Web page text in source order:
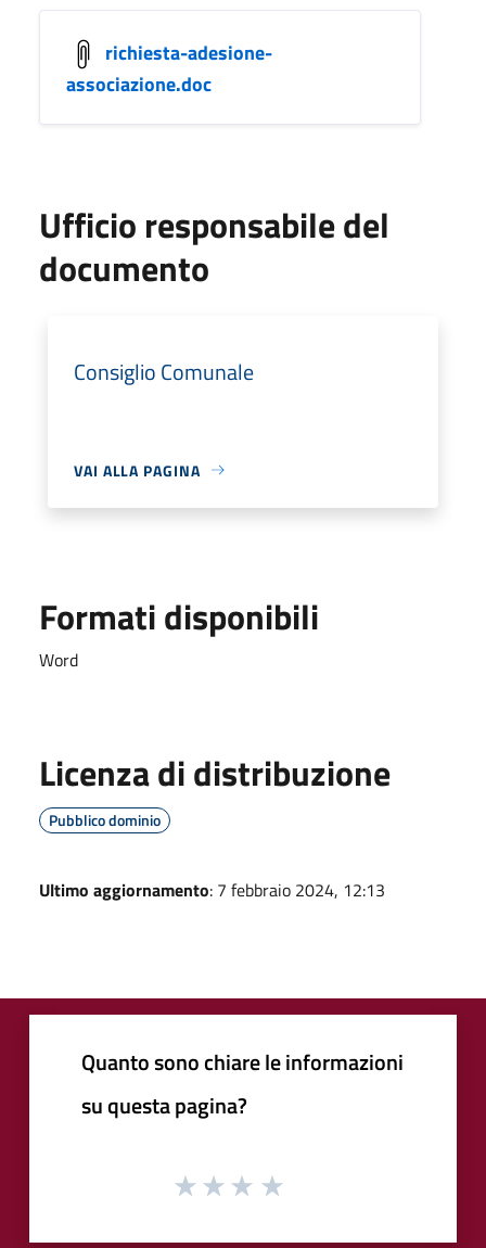
richiesta-adesione-
associazione.doc
Ufficio responsabile del
documento
Consiglio Comunale
VAI ALLA PAGINA
Formati disponibili
Word
Licenza di distribuzione
Pubblico dominio
Ultimo aggiornamento: 7 febbraio 2024, 12:13
Quanto sono chiare le informazioni
su questa pagina?